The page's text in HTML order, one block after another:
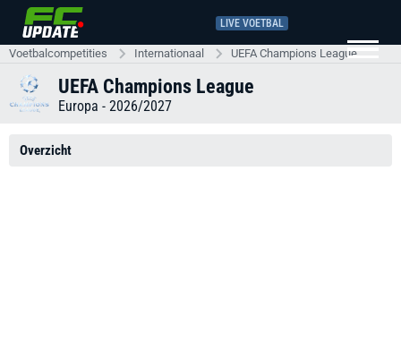
LIVE VOETBAL
Voetbalcompetities Internationaal UEFA Champions League
UEFA Champions League
Europa - 2026/2027
Overzicht